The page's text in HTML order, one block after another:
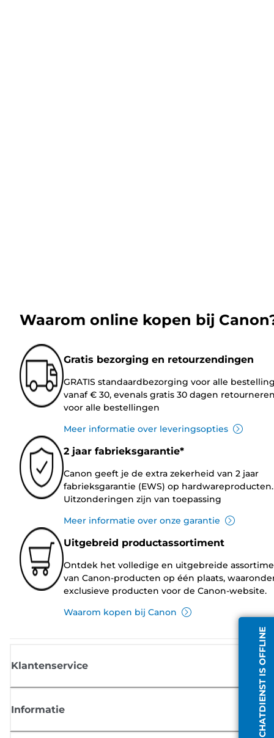
CHATDIENST IS OFFLINE
Waarom online kopen bij
Gratis bezorging en retourzendingen
GRATIS standaardbezorging voor alle
vanaf € 30, evenals gratis 30 dagen
voor alle bestellingen
Meer informatie over leveringsopties
2 jaar fabrieksgarantie*
Canon geeft je de extra zekerheid van 2 jaar
fabrieksgarantie (EWS) op hardwareproducten.
Uitzonderingen zijn van toepassing
Meer informatie over onze garantie
Uitgebreid productassortiment
Ontdek het volledige en uitgebreide
van Canon-producten op één plaats,
exclusieve producten voor de Canon-website.
Waarom kopen bij Canon
Klantenservice
Informatie